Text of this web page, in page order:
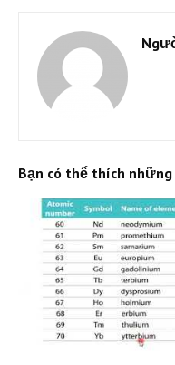
Bạn có thể thích những